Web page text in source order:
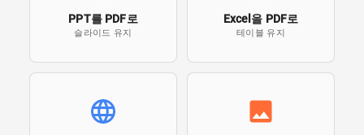
PPT를 PDF로
슬라이드 유지
Excel을 PDF로
테이블 유지